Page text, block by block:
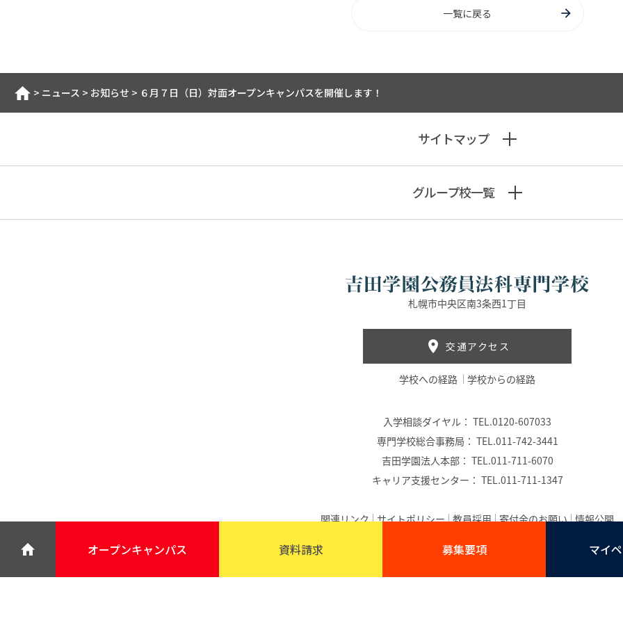
一覧に戻る
ホーム
> ニュース > お知らせ > ６月７日（日）対面オープンキャンパスを開催します！
サイトマップ
グループ校一覧
札幌市中央区南3条西1丁目
交通アクセス
学校への経路 学校からの経路
入学相談ダイヤル： TEL.0120-607033
専門学校総合事務局： TEL.011-742-3441
吉田学園法人本部： TEL.011-711-6070
キャリア支援センター： TEL.011-711-1347
関連リンク サイトポリシー 教員採用 寄付金のお願い 情報公開
オープンキャンパス 資料請求 募集要項 マイ